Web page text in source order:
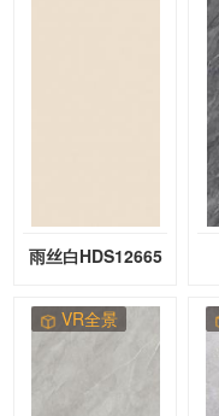
雨丝白HDS12665
VR全景